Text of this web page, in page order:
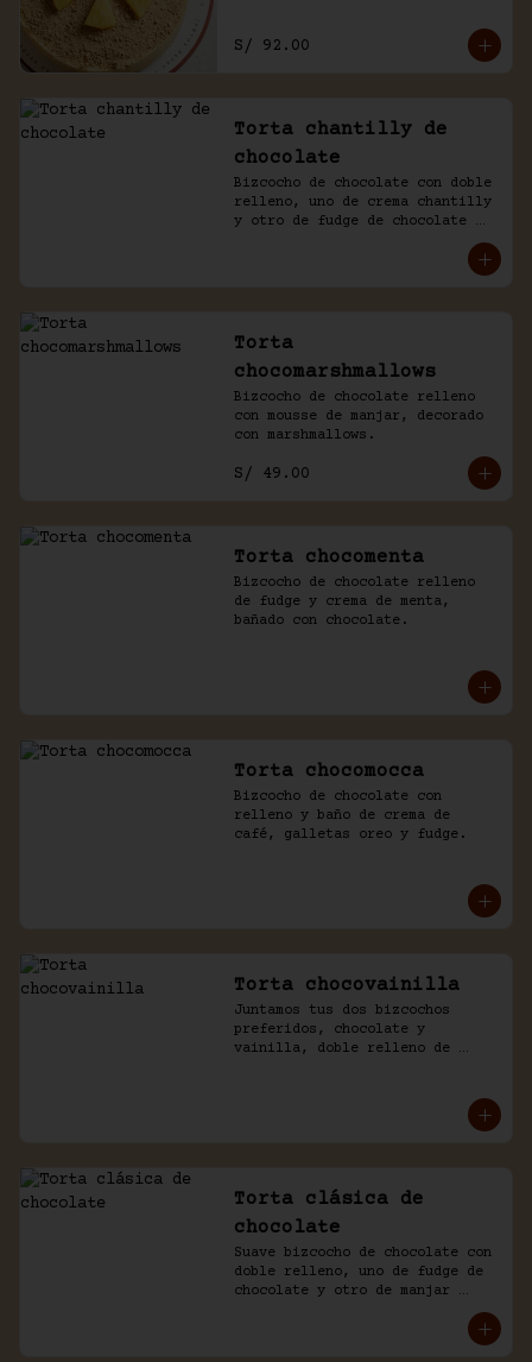
S/ 92.00
Torta chantilly de
chocolate
Bizcocho de chocolate con doble
relleno, uno de crema chantilly
y otro de fudge de chocolate
Torta
chocomarshmallows
Bizcocho de chocolate relleno
con mousse de manjar, decorado
con marshmallows.
S/ 49.00
Torta chocomenta
Bizcocho de chocolate relleno
de fudge y crema de menta,
bañado con chocolate.
Torta chocomocca
Bizcocho de chocolate con
relleno y baño de crema de
café, galletas oreo y fudge.
Torta chocovainilla
Juntamos tus dos bizcochos
preferidos, chocolate y
vainilla, doble relleno de
Torta clásica de
chocolate
Suave bizcocho de chocolate con
doble relleno, uno de fudge de
chocolate y otro de manjar
blanco. Cubierto en más fudge y